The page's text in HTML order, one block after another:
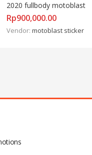
2020 fullbody motoblast
Rp900,000.00
Vendor: motoblast sticker